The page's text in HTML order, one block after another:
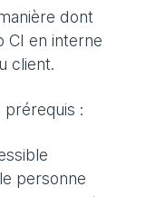
dont
CI en interne
client.
prérequis :
personne